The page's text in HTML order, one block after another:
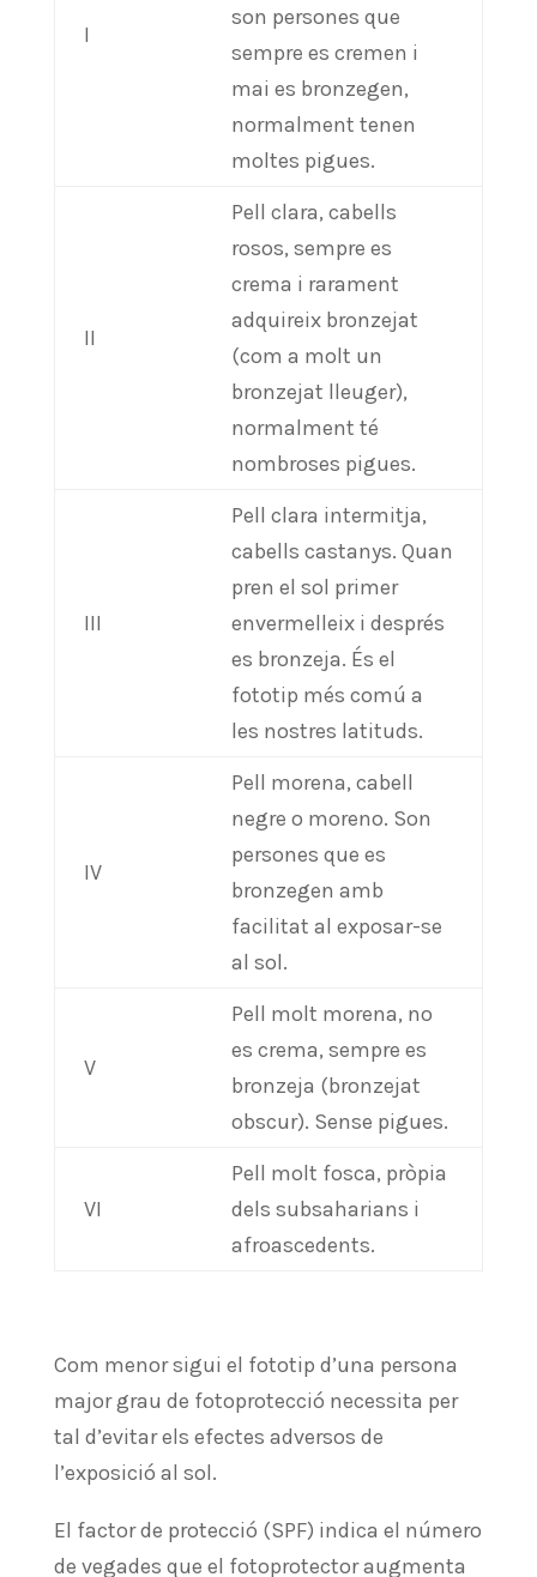
I
son persones que
sempre es cremen i
mai es bronzegen,
normalment tenen
moltes pigues.
II
Pell clara, cabells
rosos, sempre es
crema i rarament
adquireix bronzejat
(com a molt un
bronzejat lleuger),
normalment té
nombroses pigues.
III
Pell clara intermitja,
cabells castanys. Quan
pren el sol primer
envermelleix i després
es bronzeja. És el
fototip més comú a
les nostres latituds.
IV
Pell morena, cabell
negre o moreno. Son
persones que es
bronzegen amb
facilitat al exposar-se
al sol.
V
Pell molt morena, no
es crema, sempre es
bronzeja (bronzejat
obscur). Sense pigues.
VI
Pell molt fosca, pròpia
dels subsaharians i
afroascedents.
Com menor sigui el fototip d’una persona
major grau de fotoprotecció necessita per
tal d’evitar els efectes adversos de
l’exposició al sol.
El factor de protecció (SPF) indica el número
de vegades que el fotoprotector augmenta